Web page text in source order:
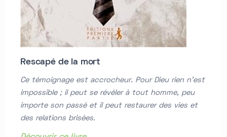
Rescapé de la mort
Ce témoignage est accrocheur. Pour Dieu rien n’est
impossible ; il peut se révéler à tout homme, peu
importe son passé et il peut restaurer des vies et
des relations brisées.